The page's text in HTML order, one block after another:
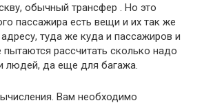
обычный трансфер . Но это
пассажира есть вещи и их так же
туда же куда и пассажиров и
рассчитать сколько надо
людей, да еще для багажа.
Вам необходимо